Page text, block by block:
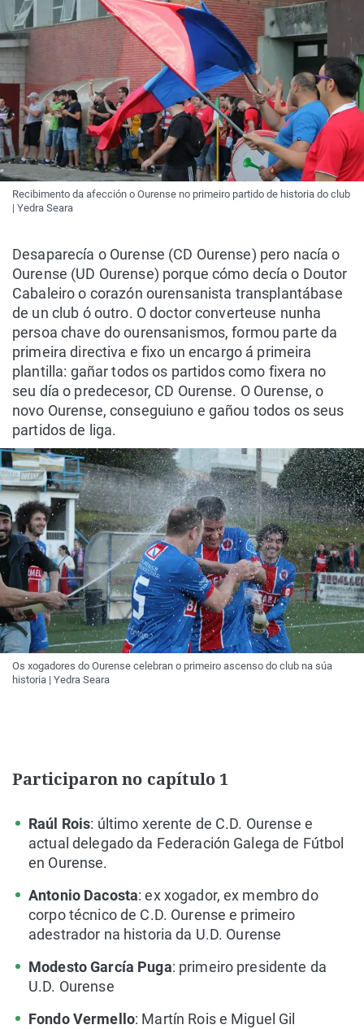
Recibimento da afección o Ourense no primeiro partido de historia do club
| Yedra Seara
Desaparecía o Ourense (CD Ourense) pero nacía o
Ourense (UD Ourense) porque cómo decía o Doutor
Cabaleiro o corazón ourensanista transplantábase
de un club ó outro. O doctor converteuse nunha
persoa chave do ourensanismos, formou parte da
primeira directiva e fixo un encargo á primeira
plantilla: gañar todos os partidos como fixera no
seu día o predecesor, CD Ourense. O Ourense, o
novo Ourense, conseguiuno e gañou todos os seus
partidos de liga.
Os xogadores do Ourense celebran o primeiro ascenso do club na súa
historia | Yedra Seara
Participaron no capítulo 1
Raúl Rois: último xerente de C.D. Ourense e
actual delegado da Federación Galega de Fútbol
en Ourense.
Antonio Dacosta: ex xogador, ex membro do
corpo técnico de C.D. Ourense e primeiro
adestrador na historia da U.D. Ourense
Modesto García Puga: primeiro presidente da
U.D. Ourense
Fondo Vermello: Martín Rois e Miguel Gil